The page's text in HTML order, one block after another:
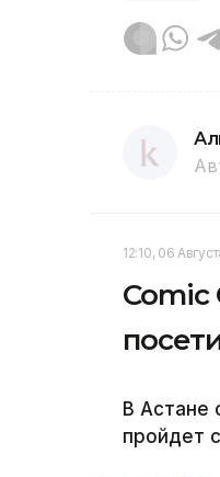
12:10, 06
Comic
В Астане
пройдет